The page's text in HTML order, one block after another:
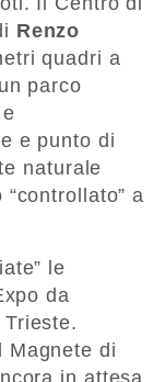
Renzo
quadri a
parco
e punto di
naturale
a
le
da
Magnete di